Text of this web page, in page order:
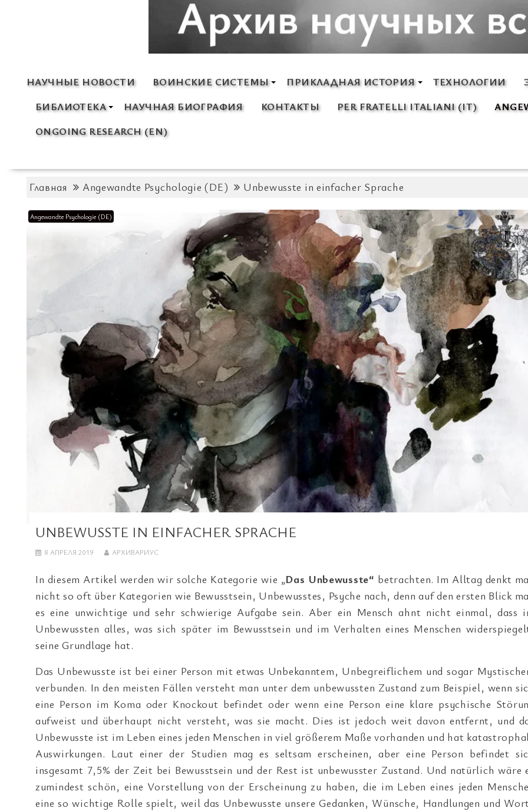
НАУЧНЫЕ НОВОСТИ ВОИНСКИЕ СИСТЕМЫ ПРИКЛАДНАЯ ИСТОРИЯ ТЕХНОЛОГИИ
БИБЛИОТЕКА
НАУЧНАЯ БИОГРАФИЯ КОНТАКТЫ PER FRATELLI ITALIANI (IT)
ONGOING RESEARCH (EN)
Главная Angewandte Psychologie (DE) Unbewusste in einfacher Sprache
Angewandte Psychologie (DE)
UNBEWUSSTE IN EINFACHER SPRACHE
8 АПРЕЛЯ 2019 АРХИВАРИУС
In diesem Artikel werden wir solche Kategorie wie „Das Unbewusste“ betrachten. Im Alltag denkt
nicht so oft über Kategorien wie Bewusstsein, Unbewusstes, Psyche nach, denn auf den ersten Blick
es eine unwichtige und sehr schwierige Aufgabe sein. Aber ein Mensch ahnt nicht einmal, dass
Unbewussten alles, was sich später im Bewusstsein und im Verhalten eines Menschen
seine Grundlage hat.
Das Unbewusste ist bei einer Person mit etwas Unbekanntem, Unbegreiflichem und sogar
verbunden. In den meisten Fällen versteht man unter dem unbewussten Zustand zum Beispiel, wenn
eine Person im Koma oder Knockout befindet oder wenn eine Person eine klare psychische
aufweist und überhaupt nicht versteht, was sie macht. Dies ist jedoch weit davon entfernt, und
Unbewusste ist im Leben eines jeden Menschen in viel größerem Maße vorhanden und hat
Auswirkungen. Laut einer der Studien mag es seltsam erscheinen, aber eine Person befindet
insgesamt 7,5% der Zeit bei Bewusstsein und der Rest ist unbewusster Zustand. Und natürlich wäre
zumindest schön, eine Vorstellung von der Erscheinung zu haben, die im Leben eines jeden
eine so wichtige Rolle spielt, weil das Unbewusste unsere Gedanken, Wünsche, Handlungen und